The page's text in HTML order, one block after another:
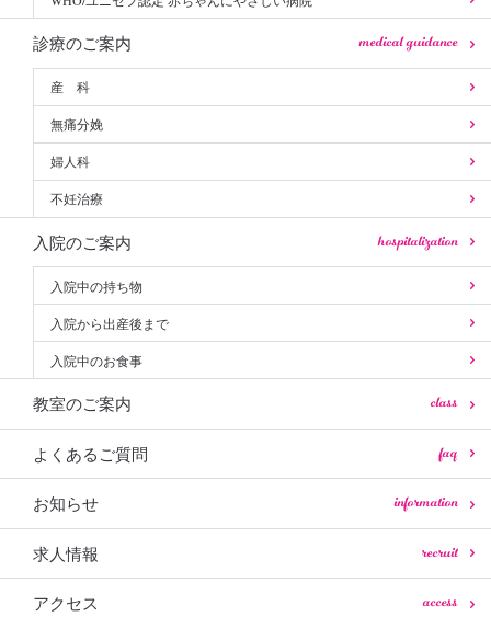
診療のご案内 medical guidance
産 科
無痛分娩
婦人科
不妊治療
入院のご案内 hospitalization
入院中の持ち物
入院から出産後まで
入院中のお食事
教室のご案内 class
よくあるご質問 faq
お知らせ information
求人情報 recruit
アクセス access